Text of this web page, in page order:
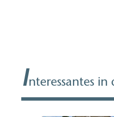
Interessantes in